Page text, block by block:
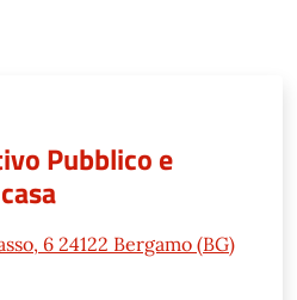
Pubblico e
6 24122 Bergamo (BG)